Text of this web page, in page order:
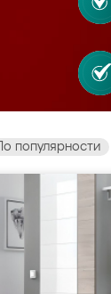
По популярности